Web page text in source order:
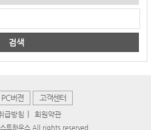
검색
PC버젼 고객센터
급방침 회원약관
트하우스 All rights reserved.